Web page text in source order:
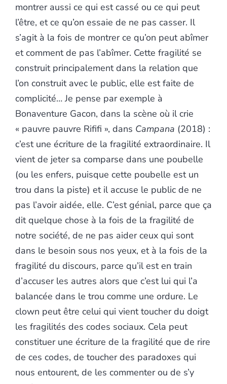
montrer aussi ce qui est cassé ou ce qui peut
l’être, et ce qu’on essaie de ne pas casser. Il
s’agit à la fois de montrer ce qu’on peut abîmer
et comment de pas l’abîmer. Cette fragilité se
construit principalement dans la relation que
l’on construit avec le public, elle est faite de
complicité… Je pense par exemple à
Bonaventure Gacon, dans la scène où il crie
« pauvre pauvre Rififi », dans Campana (2018) :
c’est une écriture de la fragilité extraordinaire. Il
vient de jeter sa comparse dans une poubelle
(ou les enfers, puisque cette poubelle est un
trou dans la piste) et il accuse le public de ne
pas l’avoir aidée, elle. C’est génial, parce que ça
dit quelque chose à la fois de la fragilité de
notre société, de ne pas aider ceux qui sont
dans le besoin sous nos yeux, et à la fois de la
fragilité du discours, parce qu’il est en train
d’accuser les autres alors que c’est lui qui l’a
balancée dans le trou comme une ordure. Le
clown peut être celui qui vient toucher du doigt
les fragilités des codes sociaux. Cela peut
constituer une écriture de la fragilité que de rire
de ces codes, de toucher des paradoxes qui
nous entourent, de les commenter ou de s’y